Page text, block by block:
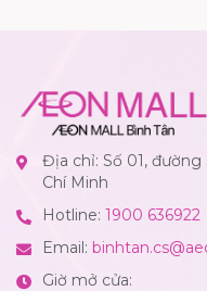
Địa chỉ: Số 01, đường
Chí Minh
Hotline: 1900 636922
Email:
Giờ mở cửa: